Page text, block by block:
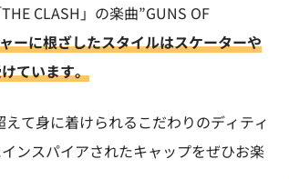
CLASH」の楽曲”GUNS OF
ーに根ざしたスタイルはスケーターや
ています。
て身に着けられるこだわりのディティ
ンスパイアされたキャップをぜひお楽